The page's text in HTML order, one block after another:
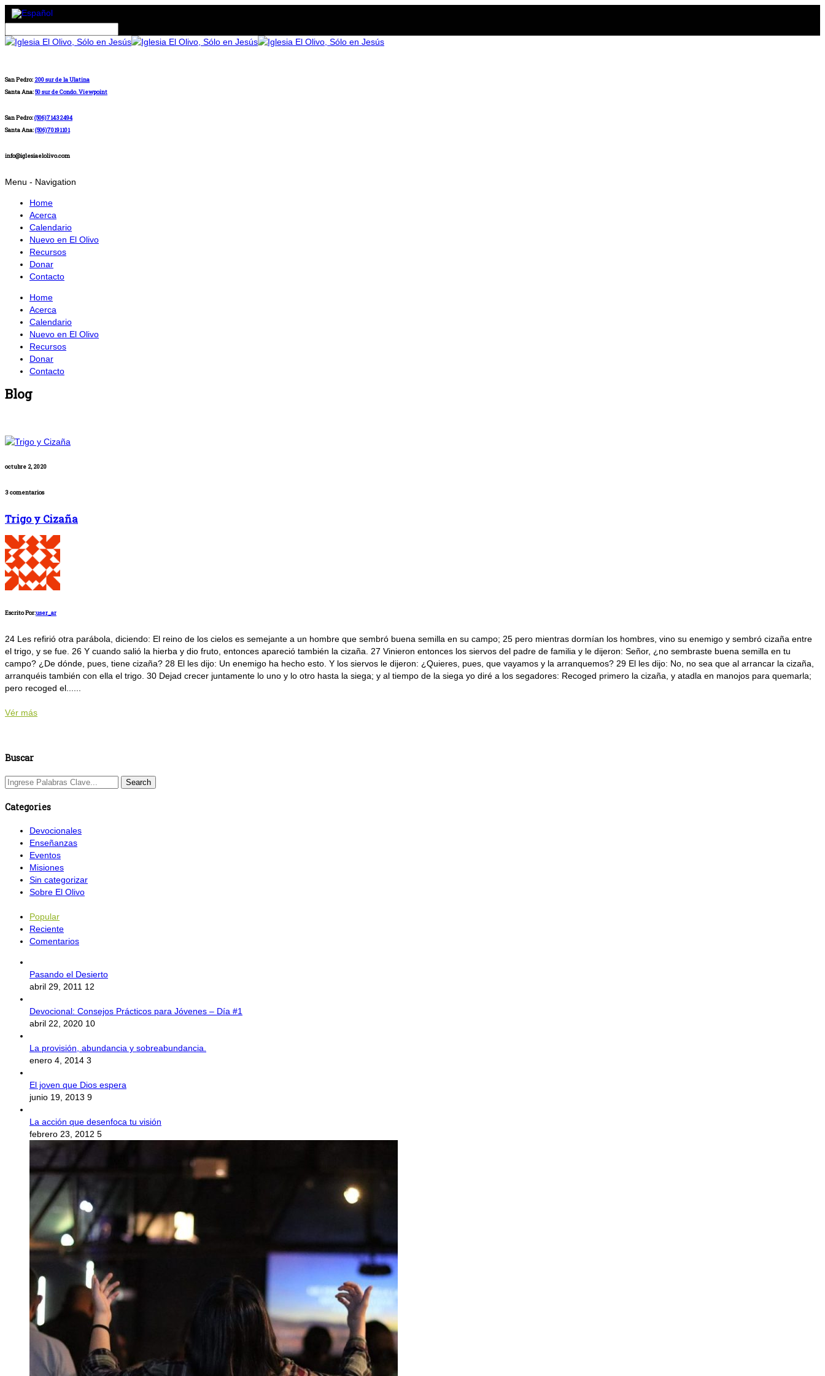
San Pedro: 200 sur de la Ulatina
Santa Ana:50 sur de Condo. Viewpoint
San Pedro:(506)71432494
Santa Ana:(506)70191101
info@iglesiaelolivo.com
Menu - Navigation
Home
Acerca
Calendario
Nuevo en El Olivo
Recursos
Donar
Contacto
Home
Acerca
Calendario
Nuevo en El Olivo
Recursos
Donar
Contacto
Blog
octubre 2, 2020
3 comentarios
Trigo y Cizaña
Escrito Por:user_ar
24 Les refirió otra parábola, diciendo: El reino de los cielos es semejante a un hombre que sembró buena semilla en su campo; 25 pero mientras dormían los hombres, vino su enemigo y sembró cizaña entre
el trigo, y se fue. 26 Y cuando salió la hierba y dio fruto, entonces apareció también la cizaña. 27 Vinieron entonces los siervos del padre de familia y le dijeron: Señor, ¿no sembraste buena semilla en tu
campo? ¿De dónde, pues, tiene cizaña? 28 El les dijo: Un enemigo ha hecho esto. Y los siervos le dijeron: ¿Quieres, pues, que vayamos y la arranquemos? 29 El les dijo: No, no sea que al arrancar la cizaña,
arranquéis también con ella el trigo. 30 Dejad crecer juntamente lo uno y lo otro hasta la siega; y al tiempo de la siega yo diré a los segadores: Recoged primero la cizaña, y atadla en manojos para quemarla;
pero recoged el......
Vér más
Buscar
Categories
Devocionales
Enseñanzas
Eventos
Misiones
Sin categorizar
Sobre El Olivo
Popular
Reciente
Comentarios
Pasando el Desierto
abril 29, 2011 12
Devocional: Consejos Prácticos para Jóvenes – Día #1
abril 22, 2020 10
La provisión, abundancia y sobreabundancia.
enero 4, 2014 3
El joven que Dios espera
junio 19, 2013 9
La acción que desenfoca tu visión
febrero 23, 2012 5